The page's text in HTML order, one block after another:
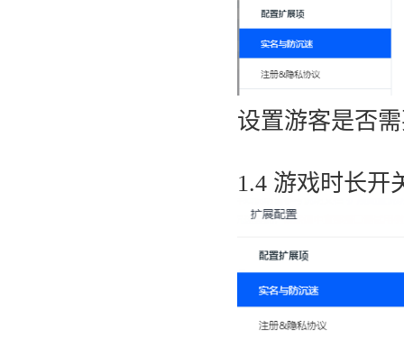
设置游客是否
1.4 游戏时长开